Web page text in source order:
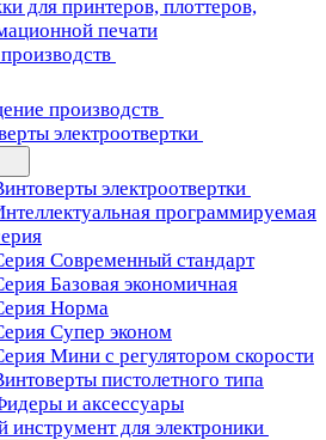
для принтеров, плоттеров,
печати
производств
электроотвертки
электроотвертки
программируемая
Современный стандарт
Базовая экономичная
Норма
Cупер эконом
Мини с регулятором скорости
пистолетного типа
и аксессуары
инструмент для электроники